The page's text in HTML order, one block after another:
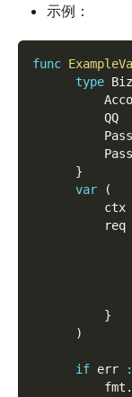
示例：
func
type
}
var
(
          ctx
          req
}
)
if err
          fmt
.